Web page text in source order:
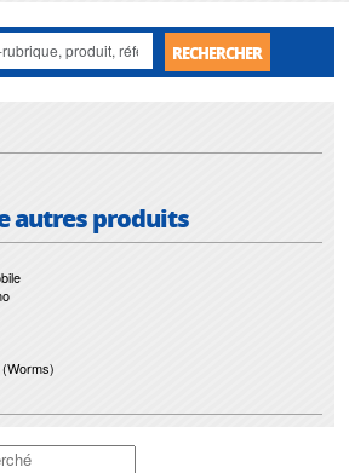
et garantissent l'absence de perturbation
piqueur. RECHERCHER
autres produits